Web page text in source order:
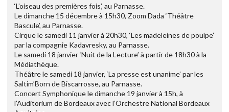
‘L’oiseau des premières fois’, au Parnasse.
Le dimanche 15 décembre à 15h30, Zoom Dada ‘Théâtre
Bascule’, au Parnasse.
Cirque le samedi 11 janvier à 20h30, ‘Les madeleines de poulpe’
par la compagnie Kadavresky, au Parnasse.
Le samedi 18 janvier ‘Nuit de la Lecture’ à partir de 18h30 à la
Médiathèque.
Théâtre le samedi 18 janvier, ‘La presse est unanime’ par les
Saltim’Born de Biscarrosse, au Parnasse.
Concert Symphonique le dimanche 19 janvier à 15h, à
l’Auditorium de Bordeaux avec l’Orchestre National Bordeaux